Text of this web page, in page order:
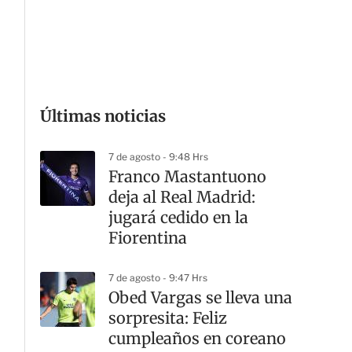
Últimas noticias
7 de agosto - 9:48 Hrs
Franco Mastantuono
deja al Real Madrid:
jugará cedido en la
Fiorentina
7 de agosto - 9:47 Hrs
Obed Vargas se lleva una
sorpresita: Feliz
cumpleaños en coreano